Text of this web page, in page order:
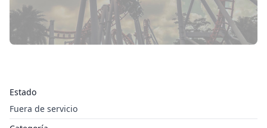
Estado
Fuera de servicio